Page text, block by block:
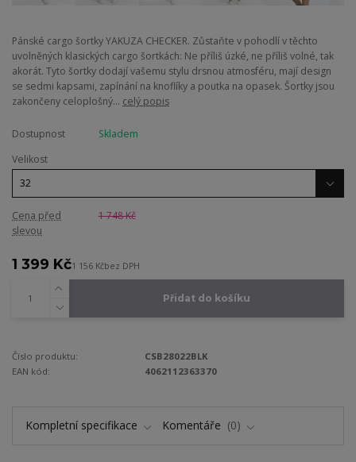
Pánské cargo šortky YAKUZA CHECKER. Zůstaňte v pohodlí v těchto
uvolněných klasických cargo šortkách: Ne příliš úzké, ne příliš volné, tak
akorát. Tyto šortky dodají vašemu stylu drsnou atmosféru, mají design
se sedmi kapsami, zapínání na knoflíky a poutka na opasek. Šortky jsou
zakončeny celoplošný... celý popis
Dostupnost
Skladem
Velikost
Cena před
slevou
1 748 Kč
1 399 Kč1 156 Kčbez DPH
Přidat do košíku
Číslo produktu:
CSB28022BLK
EAN kód:
4062112363370
Kompletní specifikace Komentáře 0